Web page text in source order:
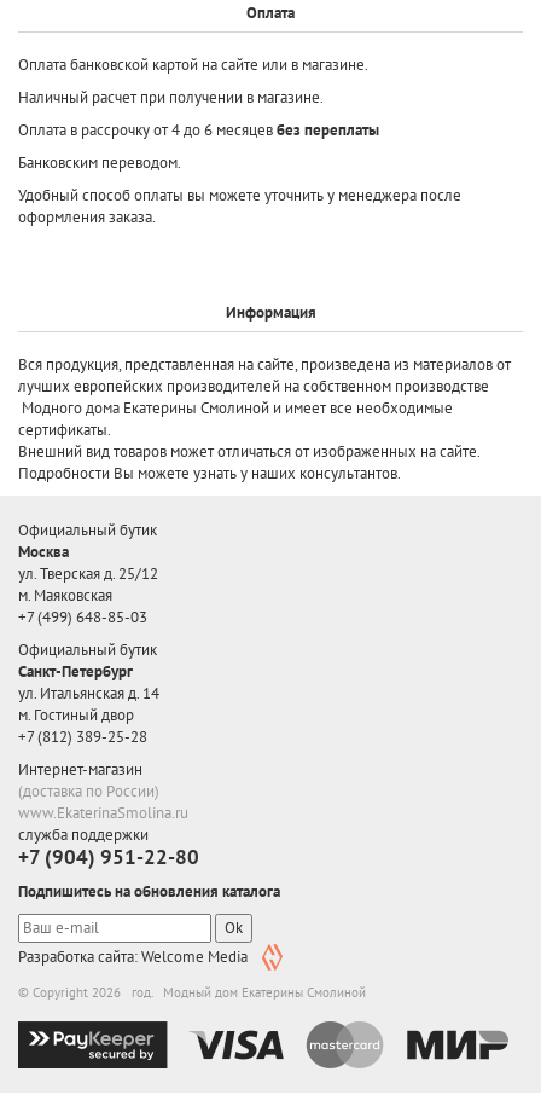
Оплата
Оплата банковской картой на сайте или в магазине.
Наличный расчет при получении в магазине.
Оплата в рассрочку от 4 до 6 месяцевбез переплаты
Банковским переводом.
Удобный способ оплаты вы можете уточнить у менеджера после
оформления заказа.
Информация
Вся продукция, представленная на сайте, произведена из материалов от
лучших европейских производителей на собственном производстве
Модного дома Екатерины Смолиной и имеет все необходимые
сертификаты.
Внешний вид товаров может отличаться от изображенных на сайте.
Подробности Вы можете узнать у наших консультантов.
Официальный бутик
Москва
ул. Тверская д. 25/12
м. Маяковская
+7 (499) 648-85-03
Официальный бутик
Санкт-Петербург
ул. Итальянская д. 14
м. Гостиный двор
+7 (812) 389-25-28
Интернет-магазин
(доставка по России)
www.EkaterinaSmolina.ru
служба поддержки
+7 (904) 951-22-80
Подпишитесь на обновления каталога
Ok
Разработка сайта: Welcome Media
© Copyright 2026 год. Модный дом Екатерины Смолиной